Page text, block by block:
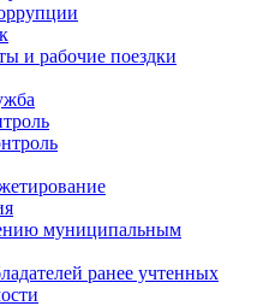
и рабочие поездки
муниципальным
ранее учтенных